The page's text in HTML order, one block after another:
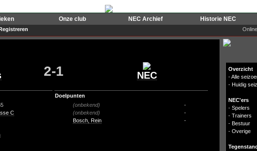
Onze club NEC Archief Historie NEC
2-1 NEC
C
Doelpunten
(onbekend)
-
(onbekend)
-
Bosch, Rein
-
Overzicht
-Alle
- Huidig
NEC'ers
- Spelers
- Trainers
- Bestuur
- Overige